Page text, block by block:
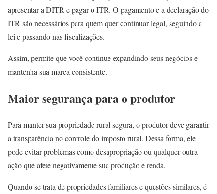
apresentar a DITR e pagar o ITR. O pagamento e a declaração do
ITR são necessários para quem quer continuar legal, seguindo a
lei e passando nas fiscalizações.
Assim, permite que você continue expandindo seus negócios e
mantenha sua marca consistente.
Maior segurança para o produtor
Para manter sua propriedade rural segura, o produtor deve garantir
a transparência no controle do imposto rural. Dessa forma, ele
pode evitar problemas como desapropriação ou qualquer outra
ação que afete negativamente sua produção e renda.
Quando se trata de propriedades familiares e questões similares, é